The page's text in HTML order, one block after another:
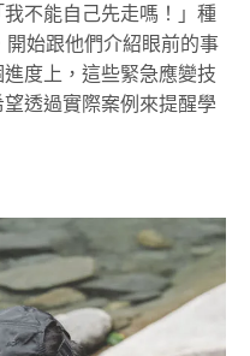
不能自己先走嗎！」種
始跟他們介紹眼前的事
度上，這些緊急應變技
透過實際案例來提醒學